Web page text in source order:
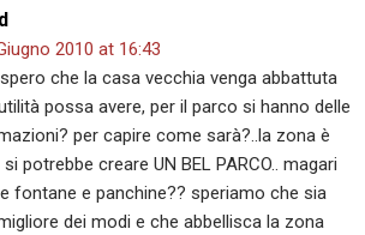
2010 at 16:43
che la casa vecchia venga abbattuta
possa avere, per il parco si hanno delle
per capire come sarà?..la zona è
potrebbe creare UN BEL PARCO.. magari
fontane e panchine?? speriamo che sia
dei modi e che abbellisca la zona